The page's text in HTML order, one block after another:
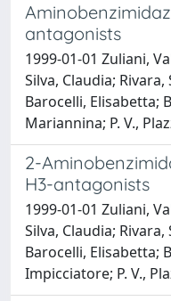
antagonists
1999-01-01 Zuliani,
Silva, Claudia;
Barocelli, Elisabetta;
Mariannina; P. V.,
2-
H3-antagonists
1999-01-01 Zuliani,
Silva, Claudia;
Barocelli, Elisabetta;
Impicciatore; P. V.,